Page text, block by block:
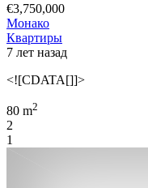
€3,750,000
Монако
Квартиры
7 лет назад
<![CDATA[]]>
80 m2
2
1